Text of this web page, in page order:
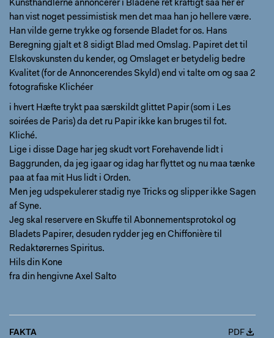
Kunsthandlerne annoncerer i Bladene ret kraftigt saa her er
han vist noget pessimistisk men det maa han jo hellere være.
Han vilde gerne trykke og forsende Bladet for os. Hans
Beregning gjalt et 8 sidigt Blad med Omslag. Papiret det til
Elskovskunsten du kender, og Omslaget er betydelig bedre
Kvalitet (for de Annoncerendes Skyld) end vi talte om og saa 2
fotografiske Klichéer
i hvert Hæfte trykt paa særskildt glittet Papir (som i Les
soirées de Paris) da det ru Papir ikke kan bruges til fot.
Kliché.
Lige i disse Dage har jeg skudt vort Forehavende lidt i
Baggrunden, da jeg igaar og idag har flyttet og nu maa tænke
paa at faa mit Hus lidt i Orden.
Men jeg udspekulerer stadig nye Tricks og slipper ikke Sagen
af Syne.
Jeg skal reservere en Skuffe til Abonnementsprotokol og
Bladets Papirer, desuden rydder jeg en Chiffonière til
Redaktørernes Spiritus.
Hils din Kone
fra din hengivne Axel Salto
FAKTA PDF